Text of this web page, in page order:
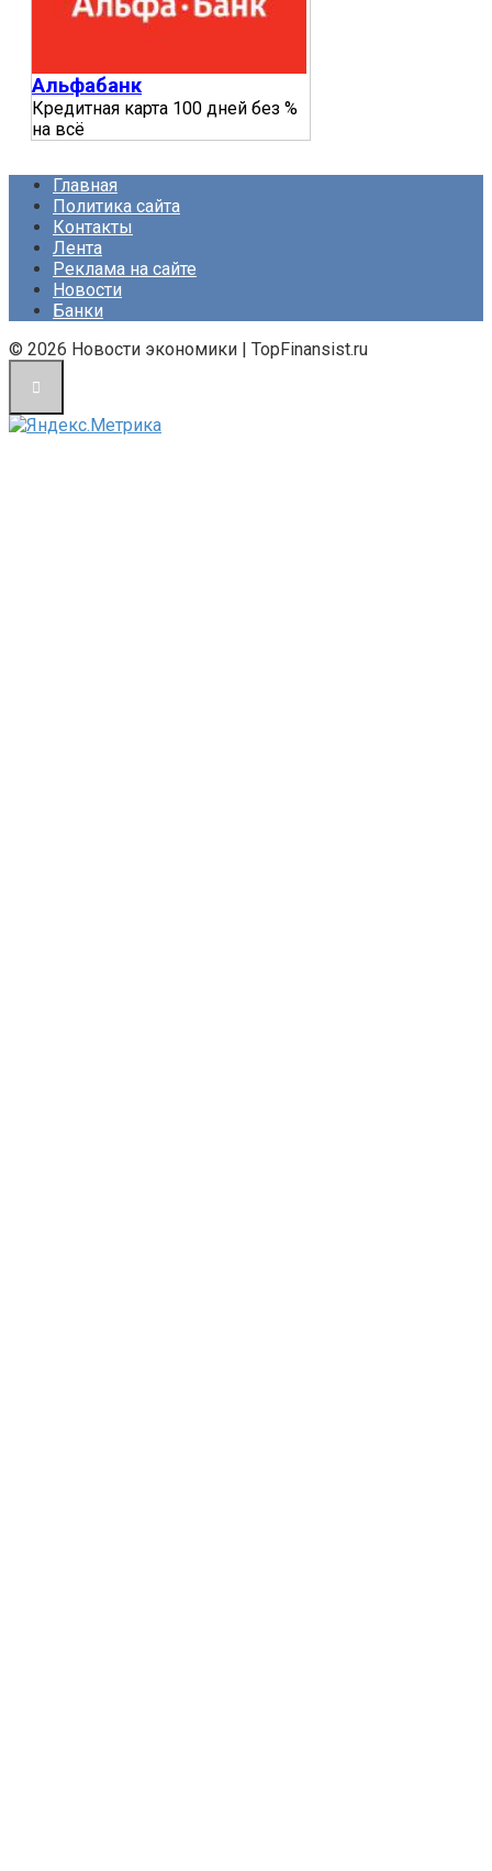
Альфабанк
Кредитная карта 100 дней без %
на всё
Главная
Политика сайта
Контакты
Лента
Реклама на сайте
Новости
Банки
© 2026 Новости экономики | TopFinansist.ru